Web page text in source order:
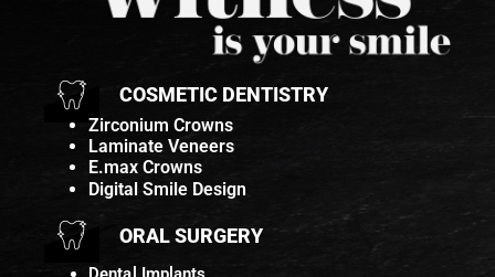
COSMETIC DENTISTRY
Zirconium Crowns
Laminate Veneers
E.max Crowns
Digital Smile Design
ORAL SURGERY